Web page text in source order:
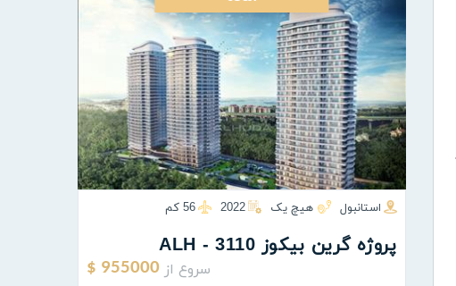
استانبول هیچ یک 2022 56 كم
پروژه گرين بيكوز ALH - 3110
سروع از 955000 $